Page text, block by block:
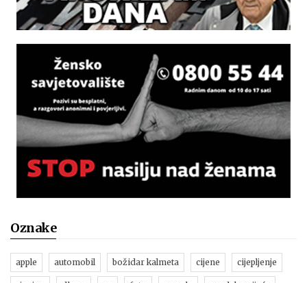
Oznake
apple automobil božidar kalmeta cijene cijepljenje